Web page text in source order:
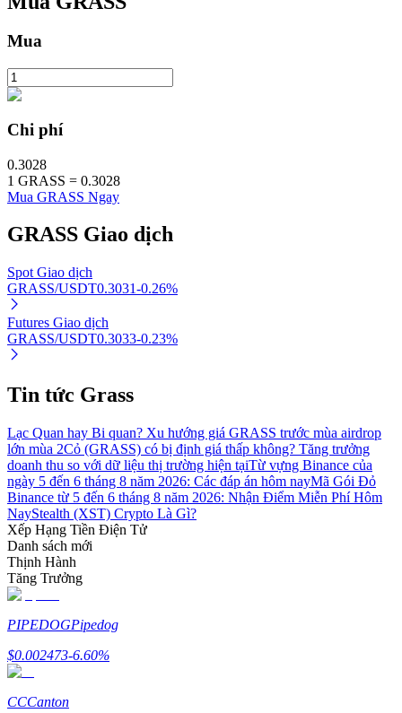
Staking 101
Tìm hiểu về kiếm thu nhập thụ động
Đối tác Bitrue
Mua
Chi phí
0.3028
1 GRASS = 0.3028
Mua GRASS Ngay
GRASS Giao dịch
Spot Giao dịch
GRASS/USDT0.3031-0.26%
Futures Giao dịch
GRASS/USDT0.3033-0.23%
Tin tức Grass
Lạc Quan hay Bi quan? Xu hướng giá GRASS trước mùa airdrop
lớn mùa 2Cỏ (GRASS) có bị định giá thấp không? Tăng trưởng
doanh thu so với dữ liệu thị trường hiện tạiTừ vựng Binance của
ngày 5 đến 6 tháng 8 năm 2026: Các đáp án hôm nayMã Gói Đỏ
Binance từ 5 đến 6 tháng 8 năm 2026: Nhận Điểm Miễn Phí Hôm
NayStealth (XST) Crypto Là Gì?
Xếp Hạng Tiền Điện Tử
Danh sách mới
Thịnh Hành
Tăng Trưởng
PIPEDOGPipedog
$0.002473-6.60%
CCCanton